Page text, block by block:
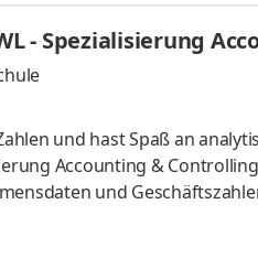
startenDu
Studienberatung, Study
- Spezialisierung
und hast Spaß an
Accounting &
und
im April oder im Oktober
Du bei einem